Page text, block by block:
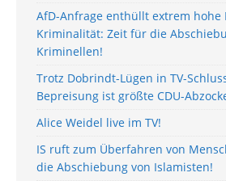
AfD-Anfrage enthüllt extrem hohe
Kriminalität: Zeit für die
Kriminellen!
Trotz Dobrindt-Lügen in TV-
Bepreisung ist größte CDU-
Alice Weidel live im TV!
IS ruft zum Überfahren von
die Abschiebung von Islamisten!